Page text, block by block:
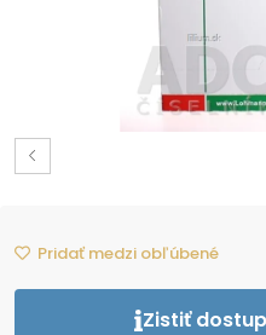
Pridať medzi obľúbené
Zistiť